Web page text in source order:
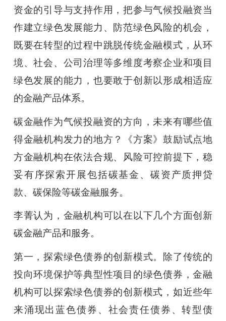
资金的引导与支持作用，把参与气候投融资当
作建立绿色发展能力、防范绿色风险的机会，
既要在转型的过程中跳脱传统金融模式，从环
境、社会、公司治理等多维度考察企业和项目
绿色发展的能力，也要敢于创新以形成相适应
的金融产品体系。
碳金融作为气候投融资的方向，未来有哪些值
得金融机构发力的地方？《方案》鼓励试点地
方金融机构在依法合规、风险可控前提下，稳
妥有序探索开展包括碳基金、碳资产质押贷
款、碳保险等碳金融服务。
李菁认为，金融机构可以在以下几个方面创新
碳金融产品和服务。
第一，探索绿色债券的创新模式。除了传统的
投向环境保护等典型性项目的绿色债券，金融
机构可以探索绿色债券的创新模式，如近些年
来涌现出蓝色债券、社会责任债券、转型债